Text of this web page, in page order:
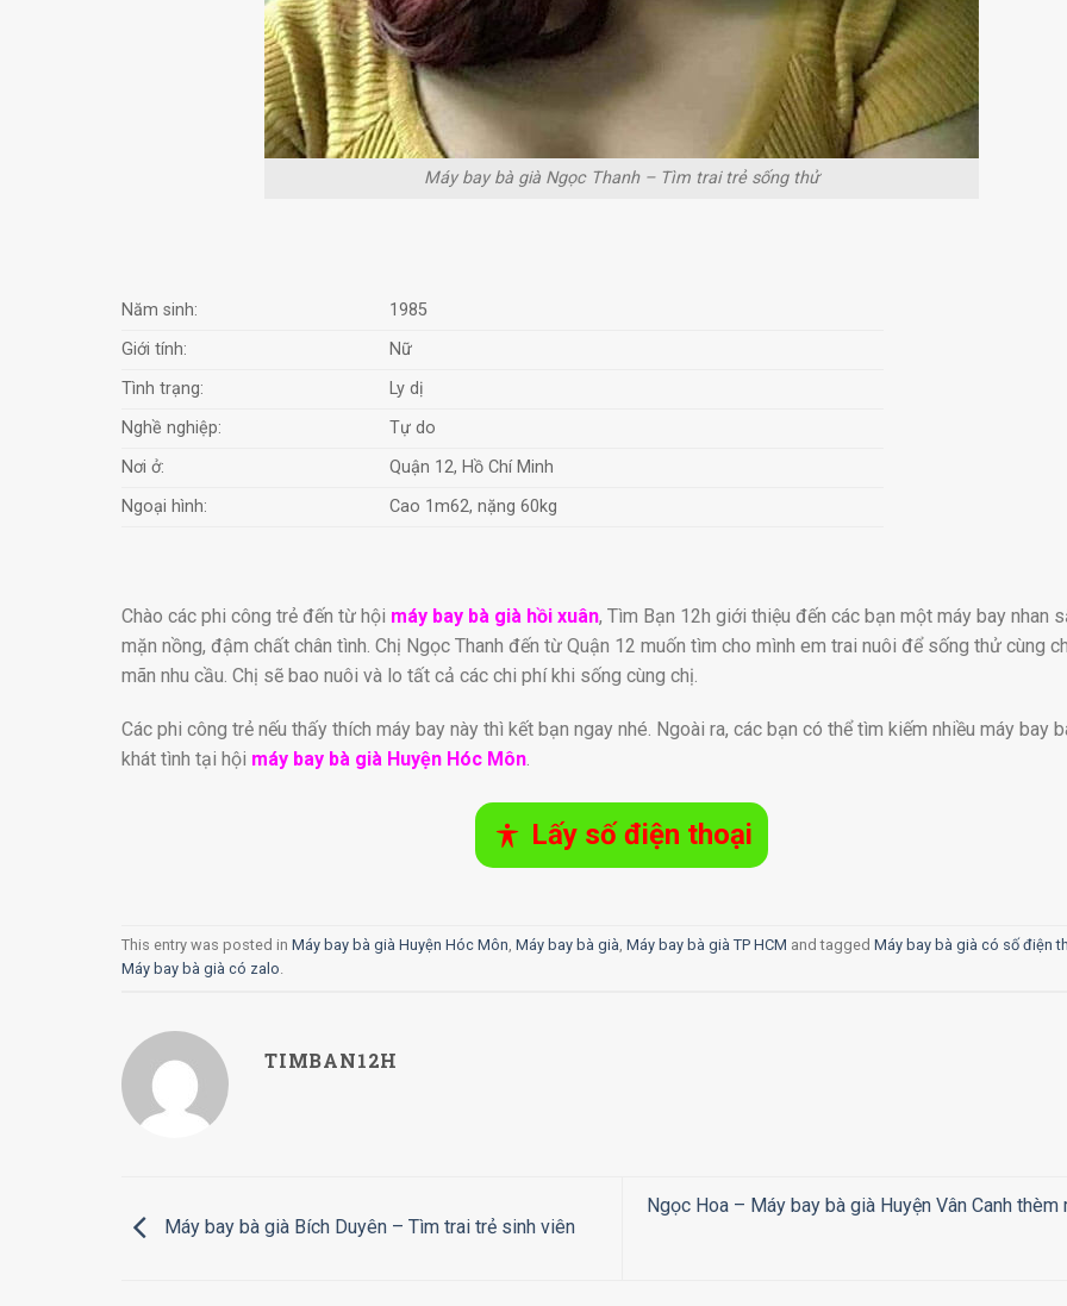
Máy bay bà già Ngọc Thanh – Tìm trai trẻ sống thử
Năm sinh:
1985
Giới tính:
Nữ
Tình trạng:
Ly dị
Nghề nghiệp:
Tự do
Nơi ở:
Quận 12, Hồ Chí Minh
Ngoại hình:
Cao 1m62, nặng 60kg
Chào các phi công trẻ đến từ hội máy bay bà già hồi xuân, Tìm Bạn 12h giới thiệu đến các bạn một máy bay nhan
mặn nồng, đậm chất chân tình. Chị Ngọc Thanh đến từ Quận 12 muốn tìm cho mình em trai nuôi để sống thử cùng
mãn nhu cầu. Chị sẽ bao nuôi và lo tất cả các chi phí khi sống cùng chị.
Các phi công trẻ nếu thấy thích máy bay này thì kết bạn ngay nhé. Ngoài ra, các bạn có thể tìm kiếm nhiều máy bay
khát tình tại hội máy bay bà già Huyện Hóc Môn.
Lấy số điện thoại
This entry was posted in Máy bay bà già Huyện Hóc Môn, Máy bay bà già, Máy bay bà già TP HCM and tagged Máy bay bà già có số điện
Máy bay bà già có zalo.
TIMBAN12H
Máy bay bà già Bích Duyên – Tìm trai trẻ sinh viên
Ngọc Hoa – Máy bay bà già Huyện Vân Canh thèm